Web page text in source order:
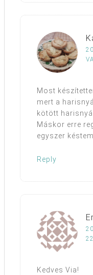
Most
mert a
kötött
Máskor erre
egyszer
Reply
Kedves Via!